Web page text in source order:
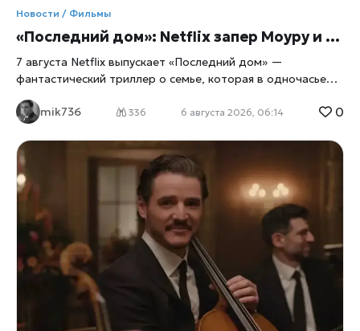
Новости / Фильмы
«Последний дом»: Netflix запер Моуру и Ли в их же доме
7 августа Netflix выпускает «Последний дом» —
фантастический триллер о семье, которая в одночасье
роли исполнили Вагнер Моура и Грета Ли, а для
разбираться в физиологии паники не по книжкам, а с
помощью настоящего специалиста по выживанию. Дом
как ловушка Сюжет прост до жути: обычная семья из
четырёх человек просыпается и обнаруживает, что
выбраться наружу больше нельзя, сообщаетxrust. Двери,
окна, любые щели — всё наглухо запечатано. Снаружи
маячит нечто, природа которого до самого финала
остаётся загадкой, а внутри стремительно тают запасы
еды и воды. Дальше — вопрос на выживание: либо герои
учатся действовать сообща, либо сходят с ума
поодиночке, запертые вместе с собственными страхами и
mik736 336 6 августа 2026, 06:14 0